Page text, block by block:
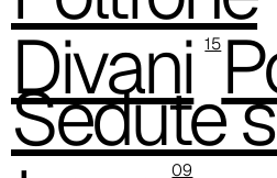
C 388
Xtreme (Cat. C - Tessuto)
C 335
C 333
Divani 15
Sedute
09